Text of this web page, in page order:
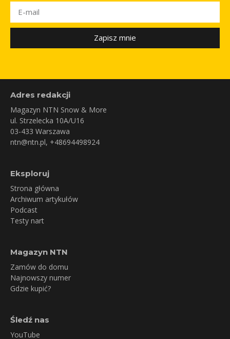
Zapisz mnie
Adres redakcji
Magazyn NTN Snow & More
ul. Strzelecka 10A/U16
03-433 Warszawa
ntn@ntn.pl, +48694498924
Eksploruj
Strona główna
Archiwum artykułów
Podcast
Testy nart
Magazyn NTN
Zamów do domu
Najnowszy numer
Gdzie kupić?
Śledź nas
YouTube